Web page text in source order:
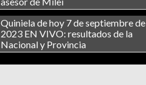
Quiniela de hoy 7 de septiembre de
2023 EN VIVO: resultados de la
Nacional y Provincia